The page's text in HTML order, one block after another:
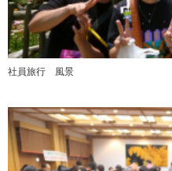
社員旅行 風景